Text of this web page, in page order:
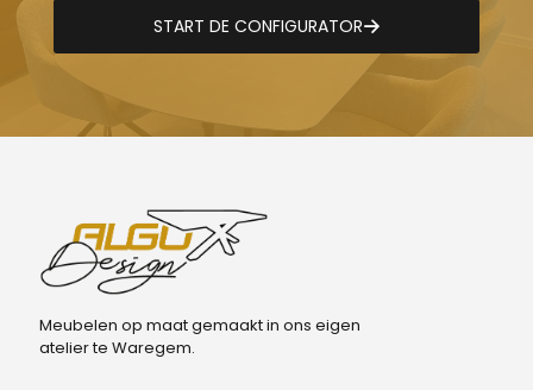
START DE CONFIGURATOR
Meubelen op maat gemaakt in ons eigen
atelier te Waregem.